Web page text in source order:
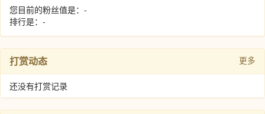
您目前的粉丝值是：-
排行是：-
打赏动态 更多
还没有打赏记录